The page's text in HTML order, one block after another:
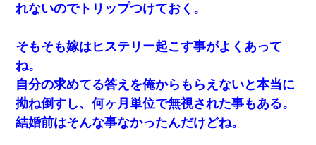
れないのでトリップつけておく。
そもそも嫁はヒステリー起こす事がよくあって
ね。
自分の求めてる答えを俺からもらえないと本当に
拗ね倒すし、何ヶ月単位で無視された事もある。
結婚前はそんな事なかったんだけどね。